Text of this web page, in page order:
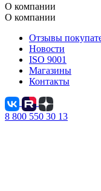
О компании
О компании
Отзывы
Новости
ISO 9001
Магазины
Контакты
8 800 550 30 13